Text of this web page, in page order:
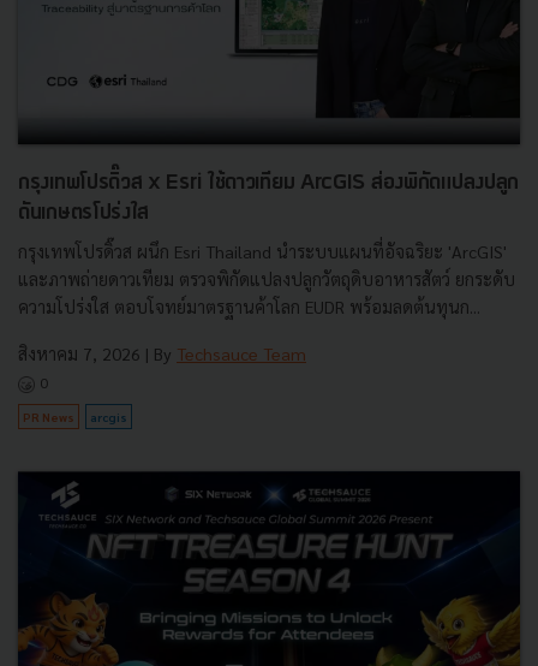
กรุงเทพโปรดิ๊วส x Esri ใช้ดาวเทียม ArcGIS ส่องพิกัดแปลงปลูก
ดันเกษตรโปร่งใส
กรุงเทพโปรดิ๊วส ผนึก Esri Thailand นำระบบแผนที่อัจฉริยะ 'ArcGIS'
และภาพถ่ายดาวเทียม ตรวจพิกัดแปลงปลูกวัตถุดิบอาหารสัตว์ ยกระดับ
ความโปร่งใส ตอบโจทย์มาตรฐานค้าโลก EUDR พร้อมลดต้นทุนก...
สิงหาคม 7, 2026 | By Techsauce Team
0
PR News arcgis